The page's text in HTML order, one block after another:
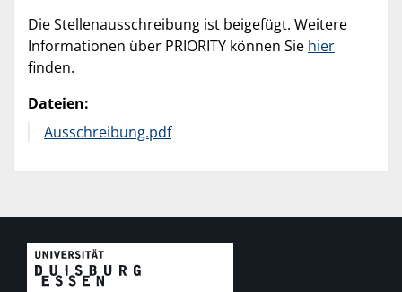
Die Stellenausschreibung ist beigefügt. Weitere
Informationen über PRIORITY können Sie hier
finden.
Dateien:
Ausschreibung.pdf